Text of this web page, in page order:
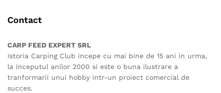
fi
în
pagina
produsului.
pagina
produsului.
Contact
CARP FEED EXPERT SRL
Istoria Carping Club incepe cu mai bine de 15 ani in urma,
la inceputul anilor 2000 si este o buna ilustrare a
tranformarii unui hobby intr-un proiect comercial de
succes.